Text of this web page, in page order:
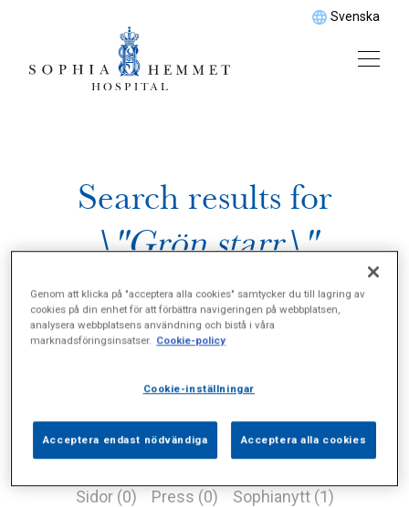
Svenska
Search results for
\"Grön starr\"
Alla (2) Vårdgivare (0) Specialister (0)
Sidor (0) Press (0) Sophianytt (1)
Genom att klicka på "acceptera alla cookies" samtycker du till lagring av
cookies på din enhet för att förbättra navigeringen på webbplatsen,
analysera webbplatsens användning och bistå i våra
marknadsföringsinsatser. Cookie-policy
Cookie-inställningar
Acceptera endast nödvändiga Acceptera alla cookies